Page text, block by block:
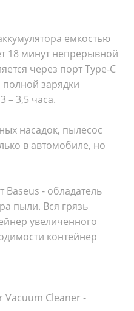
емкостью
18 минут непрерывной
через порт Type-C
полной зарядки
– 3,5 часа.
насадок, пылесос
в автомобиле, но
- обладатель
пыли. Вся грязь
увеличенного
контейнер
Vacuum Cleaner -